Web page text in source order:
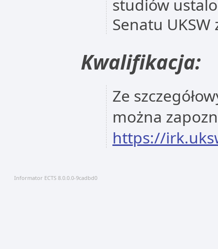
studiów
Senatu
Kwalifikacja:
Ze
można
https://
Informator ECTS 8.0.0.0-9cadbd0